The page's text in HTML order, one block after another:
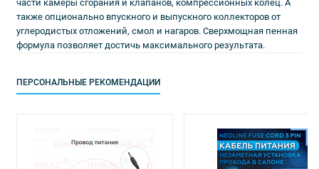
части камеры сгорания и клапанов, компрессионных колец. А
также опционально впускного и выпускного коллекторов от
углеродистых отложений, смол и нагаров. Сверхмощная пенная
формула позволяет достичь максимального результата.
ПЕРСОНАЛЬНЫЕ РЕКОМЕНДАЦИИ